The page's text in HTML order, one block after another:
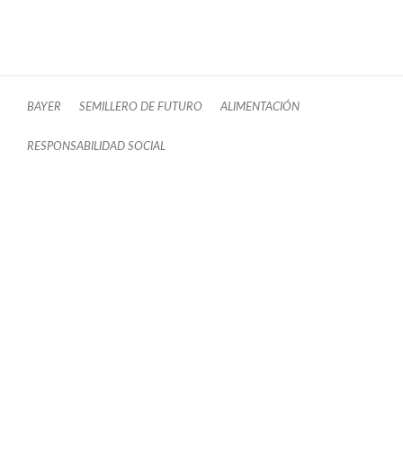
BAYER SEMILLERO DE FUTURO ALIMENTACIÓN
RESPONSABILIDAD SOCIAL